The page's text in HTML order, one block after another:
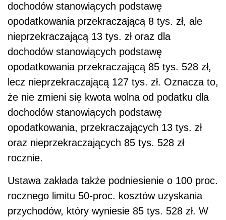
dochodów stanowiących podstawę
opodatkowania przekraczającą 8 tys. zł, ale
nieprzekraczającą 13 tys. zł oraz dla
dochodów stanowiących podstawę
opodatkowania przekraczającą 85 tys. 528 zł,
lecz nieprzekraczającą 127 tys. zł. Oznacza to,
że nie zmieni się kwota wolna od podatku dla
dochodów stanowiących podstawę
opodatkowania, przekraczających 13 tys. zł
oraz nieprzekraczających 85 tys. 528 zł
rocznie.
Ustawa zakłada także podniesienie o 100 proc.
rocznego limitu 50-proc. kosztów uzyskania
przychodów, który wyniesie 85 tys. 528 zł. W